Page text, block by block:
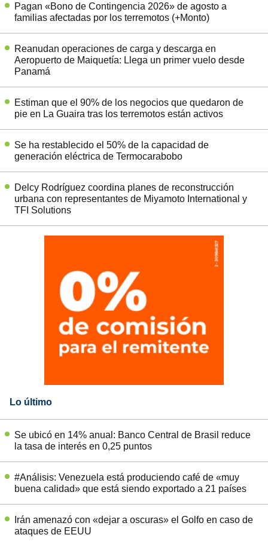
Pagan «Bono de Contingencia 2026» de agosto a
familias afectadas por los terremotos (+Monto)
Reanudan operaciones de carga y descarga en
Aeropuerto de Maiquetía: Llega un primer vuelo desde
Panamá
Estiman que el 90% de los negocios que quedaron de
pie en La Guaira tras los terremotos están activos
Se ha restablecido el 50% de la capacidad de
generación eléctrica de Termocarabobo
Delcy Rodríguez coordina planes de reconstrucción
urbana con representantes de Miyamoto International y
TFI Solutions
Lo último
Se ubicó en 14% anual: Banco Central de Brasil reduce
la tasa de interés en 0,25 puntos
#Análisis: Venezuela está produciendo café de «muy
buena calidad» que está siendo exportado a 21 países
Irán amenazó con «dejar a oscuras» el Golfo en caso de
ataques de EEUU